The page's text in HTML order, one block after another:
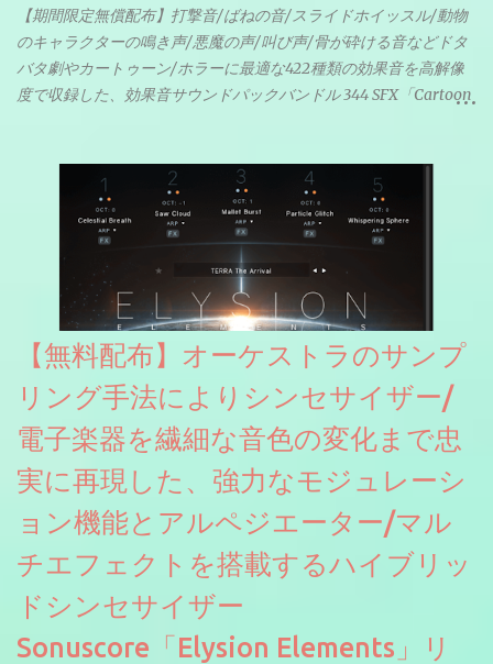
【期間限定無償配布】打撃音/ばねの音/スライドホイッスル/動物
のキャラクターの鳴き声/悪魔の声/叫び声/骨が砕ける音などドタ
バタ劇やカートゥーン/ホラーに最適な422種類の効果音を高解像
度で収録した、効果音サウンドパックバンドル 344 SFX「Cartoon
【無料配布】オーケストラのサンプ
リング手法によりシンセサイザー/
電子楽器を繊細な音色の変化まで忠
実に再現した、強力なモジュレーシ
ョン機能とアルペジエーター/マル
チエフェクトを搭載するハイブリッ
ドシンセサイザー
Sonuscore「Elysion Elements」リ